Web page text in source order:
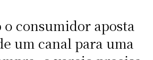
o consumidor aposta
um canal para uma